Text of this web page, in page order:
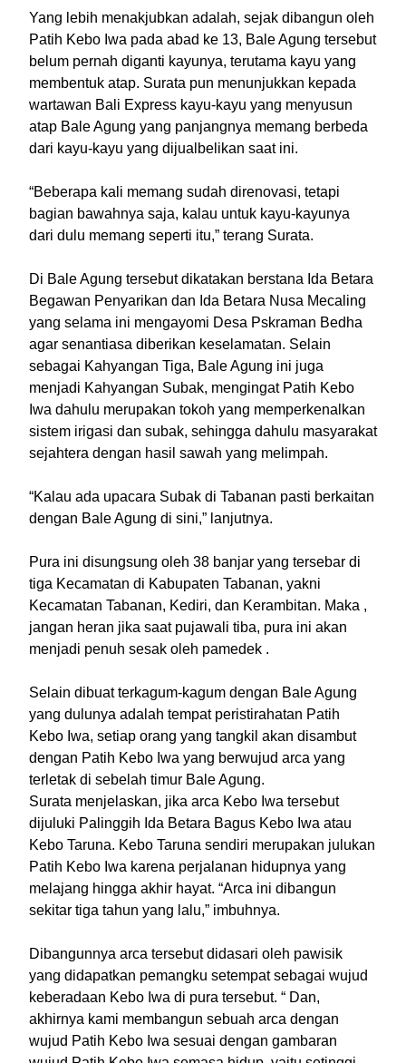
Yang lebih menakjubkan adalah, sejak dibangun oleh
Patih Kebo Iwa pada abad ke 13, Bale Agung tersebut
belum pernah diganti kayunya, terutama kayu yang
membentuk atap. Surata pun menunjukkan kepada
wartawan Bali Express kayu-kayu yang menyusun
atap Bale Agung yang panjangnya memang berbeda
dari kayu-kayu yang dijualbelikan saat ini.
“Beberapa kali memang sudah direnovasi, tetapi
bagian bawahnya saja, kalau untuk kayu-kayunya
dari dulu memang seperti itu,” terang Surata.
Di Bale Agung tersebut dikatakan berstana Ida Betara
Begawan Penyarikan dan Ida Betara Nusa Mecaling
yang selama ini mengayomi Desa Pskraman Bedha
agar senantiasa diberikan keselamatan. Selain
sebagai Kahyangan Tiga, Bale Agung ini juga
menjadi Kahyangan Subak, mengingat Patih Kebo
Iwa dahulu merupakan tokoh yang memperkenalkan
sistem irigasi dan subak, sehingga dahulu masyarakat
sejahtera dengan hasil sawah yang melimpah.
“Kalau ada upacara Subak di Tabanan pasti berkaitan
dengan Bale Agung di sini,” lanjutnya.
Pura ini disungsung oleh 38 banjar yang tersebar di
tiga Kecamatan di Kabupaten Tabanan, yakni
Kecamatan Tabanan, Kediri, dan Kerambitan. Maka ,
jangan heran jika saat pujawali tiba, pura ini akan
menjadi penuh sesak oleh pamedek .
Selain dibuat terkagum-kagum dengan Bale Agung
yang dulunya adalah tempat peristirahatan Patih
Kebo Iwa, setiap orang yang tangkil akan disambut
dengan Patih Kebo Iwa yang berwujud arca yang
terletak di sebelah timur Bale Agung.
Surata menjelaskan, jika arca Kebo Iwa tersebut
dijuluki Palinggih Ida Betara Bagus Kebo Iwa atau
Kebo Taruna. Kebo Taruna sendiri merupakan julukan
Patih Kebo Iwa karena perjalanan hidupnya yang
melajang hingga akhir hayat. “Arca ini dibangun
sekitar tiga tahun yang lalu,” imbuhnya.
Dibangunnya arca tersebut didasari oleh pawisik
yang didapatkan pemangku setempat sebagai wujud
keberadaan Kebo Iwa di pura tersebut. “ Dan,
akhirnya kami membangun sebuah arca dengan
wujud Patih Kebo Iwa sesuai dengan gambaran